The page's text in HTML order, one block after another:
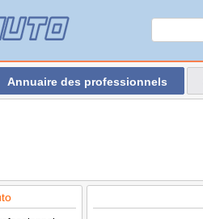
Annuaire des professionnels